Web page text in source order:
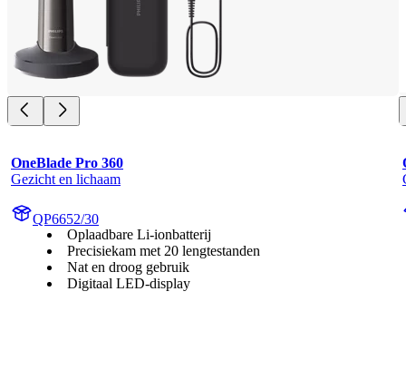
OneBlade Pro 360
Gezicht en lichaam
QP6652/30
Oplaadbare Li-ionbatterij
Precisiekam met 20 lengtestanden
Nat en droog gebruik
Digitaal LED-display